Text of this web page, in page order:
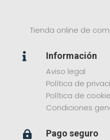
Tienda online de

Información
Aviso legal
Política de
Política de
Condiciones
 Pago seguro